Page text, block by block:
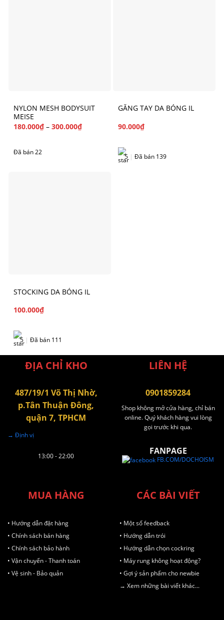
NYLON MESH BODYSUIT
MEISE
180.000₫ – 300.000₫
Đã bán 22
GĂNG TAY DA BÓNG IL
90.000₫
5 | Đã bán 139
STOCKING DA BÓNG IL
100.000₫
5 | Đã bán 111
ĐỊA CHỈ KHO
487/19/1 Võ Thị Nhờ,
p.Tân Thuận Đông,
quận 7, TPHCM
→ Định vị
13:00 - 22:00
LIÊN HỆ
0901859284
Shop không mở cửa hàng, chỉ bán
online. Quý khách hàng vui lòng
gọi trước khi qua.
FANPAGE
FB.COM/DOCHOISM
MUA HÀNG
• Hướng dẫn đặt hàng
• Chính sách bán hàng
• Chính sách bảo hành
• Vận chuyển - Thanh toán
• Vệ sinh - Bảo quản
CÁC BÀI VIẾT
• Một số feedback
• Hướng dẫn trói
• Hướng dẫn chọn cockring
• Máy rung không hoạt động?
• Gợi ý sản phẩm cho newbie
→ Xem những bài viết khác...